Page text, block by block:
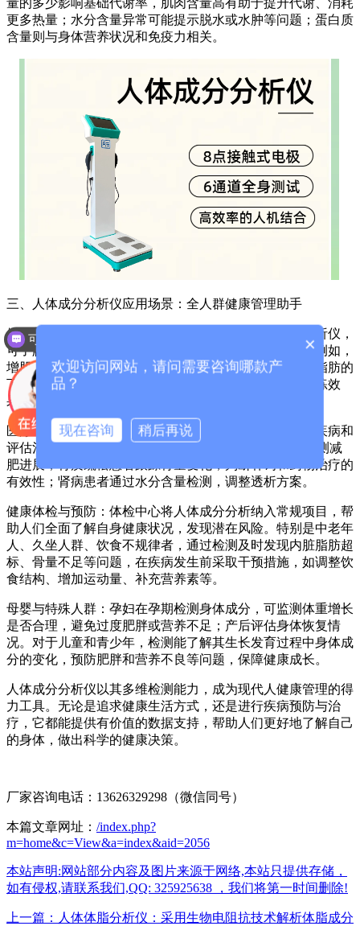
更多热量；水分含量异常可能提示脱水或水肿等问题；蛋白质
含量则与身体营养状况和免疫力相关。
三、 人体成分分析仪应用场景：全人群健康管理助手
健身与运动领域：健身爱好者和运动员通过人体成分分析仪，
可了解自身脂肪和肌肉比例，制定更科学的训练计划。例如，
增肌人群关注肌肉量变化，减脂人群着重体脂率和内脏脂肪的
下降情况，根据检测结果调整饮食和运动强度，提高训练效
果。
医疗与康复：在医院和康复机构，仪器可辅助医生诊断疾病和
评估治疗效果。如肥胖症患者定期检测体脂和 BMI，监测减
肥进展；骨质疏松患者跟踪骨量变化，判断补钙和药物治疗的
有效性；肾病患者通过水分含量检测，调整透析方案。
健康体检与预防：体检中心将人体成分分析纳入常规项目，帮
助人们全面了解自身健康状况，发现潜在风险。特别是中老年
人、久坐人群、饮食不规律者，通过检测及时发现内脏脂肪超
标、骨量不足等问题，在疾病发生前采取干预措施，如调整饮
食结构、增加运动量、补充营养素等。
母婴与特殊人群：孕妇在孕期检测身体成分，可监测体重增长
是否合理，避免过度肥胖或营养不足；产后评估身体恢复情
况。对于儿童和青少年，检测能了解其生长发育过程中身体成
分的变化，预防肥胖和营养不良等问题，保障健康成长。
人体成分分析仪以其多维检测能力，成为现代人健康管理的得
力工具。无论是追求健康生活方式，还是进行疾病预防与治
疗，它都能提供有价值的数据支持，帮助人们更好地了解自己
的身体，做出科学的健康决策。
厂家咨询电话：13626329298（微信同号）
本篇文章网址： /index.php?
m=home&c=View&a=index&aid=2056
本站声明:网站部分内容及图片来源于网络,本站只提供存储，
如有侵权,请联系我们,QQ: 325925638 ，我们将第一时间删除!
上一篇：人体体脂分析仪：采用生物电阻抗技术解析体脂成分
×
欢迎访问网站，请问需要咨询哪款产
品？
现在咨询 稍后再说